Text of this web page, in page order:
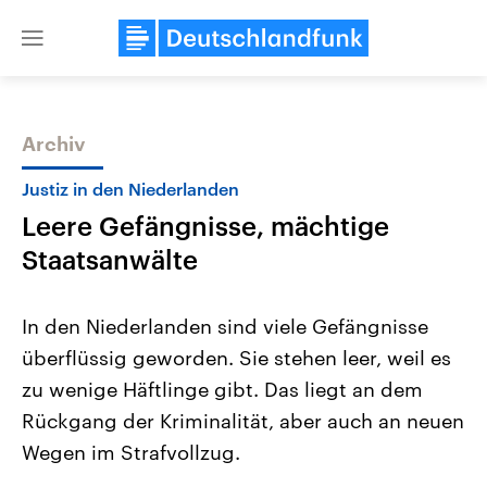
Close
Themen
Landtagswahl Sachsen-Anhalt
2026
Alle Informationen
Sachsen-Anhalt wählt am 6.
September 2026 einen neuen
Landtag. Seit 2021 wird das
USA
Aktuelle Beiträge,
Hintergründe
Wirtschaftlich und
Archiv
Justiz in den Niederlanden
Leere Gefängnisse, mächtige
Staatsanwälte
In den Niederlanden sind viele Gefängnisse
überflüssig geworden. Sie stehen leer, weil es
zu wenige Häftlinge gibt. Das liegt an dem
Rückgang der Kriminalität, aber auch an neuen
Wegen im Strafvollzug.